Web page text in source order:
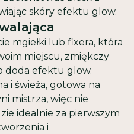
skóry efektu glow.
mgiełki lub fixera, która
miejscu, zmiękczy
doda efektu glow.
i świeża, gotowa na
mistrza, więc nie
idealnie za pierwszym
i